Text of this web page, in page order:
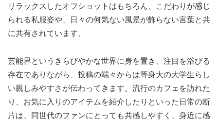
リラックスしたオフショットはもちろん、こだわりが感じ
られる私服姿や、日々の何気ない風景が飾らない言葉と共
に共有されています。
芸能界というきらびやかな世界に身を置き、注目を浴びる
存在でありながら、投稿の端々からは等身大の大学生らし
い親しみやすさが伝わってきます。流行のカフェを訪れた
り、お気に入りのアイテムを紹介したりといった日常の断
片は、同世代のファンにとっても共感しやすく、身近に感